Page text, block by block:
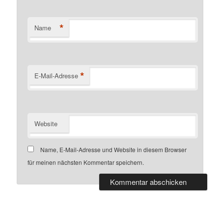
Name *
E-Mail-Adresse *
Website
Name, E-Mail-Adresse und Website in diesem Browser
für meinen nächsten Kommentar speichern.